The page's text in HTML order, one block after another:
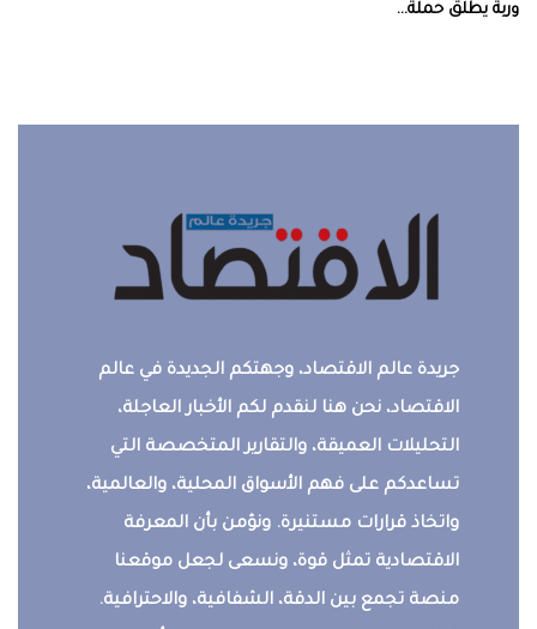
‮‬وربة‮‬‭ ‬يطلق‭ ‬حملة‭ ...
جريدة عالم الاقتصاد، وجهتكم الجديدة في عالم
الاقتصاد، نحن هنا لنقدم لكم الأخبار العاجلة،
التحليلات العميقة، والتقارير المتخصصة التي
تساعدكم على فهم الأسواق المحلية، والعالمية،
واتخاذ قرارات مستنيرة. ونؤمن بأن المعرفة
الاقتصادية تمثل قوة، ونسعى لجعل موقعنا
منصة تجمع بين الدقة، الشفافية، والاحترافية.